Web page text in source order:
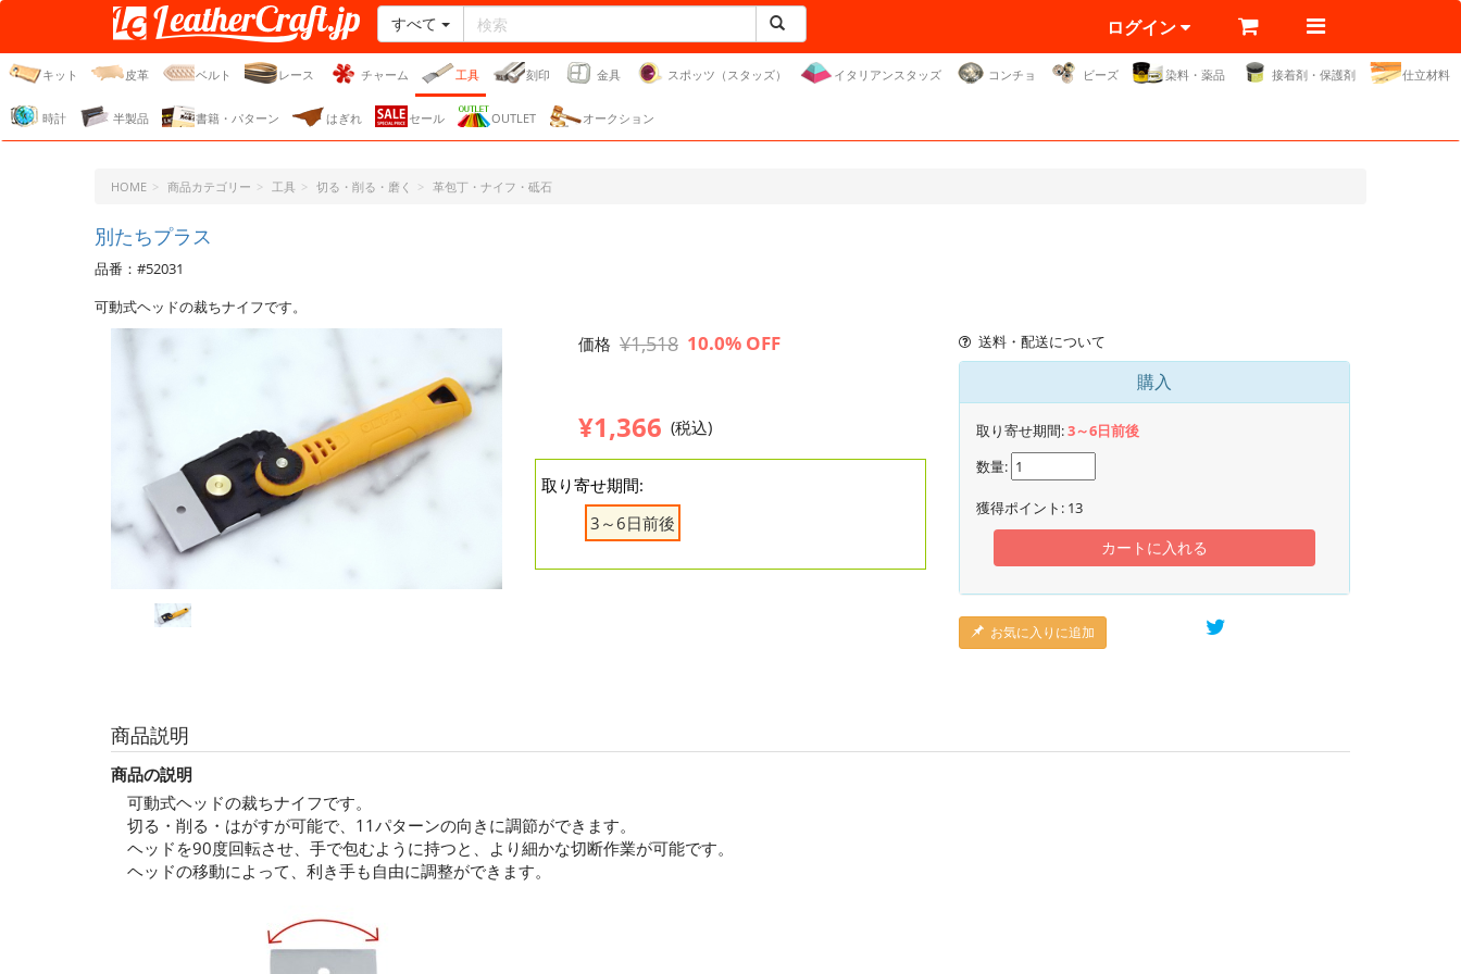
レザークラフト・ドット・
ジェーピー
すべて ログイン
キット 皮革 ベルト レース チャーム 工具 刻印 金具 スポッツ（スタッズ） イタリアンスタッズ コンチョ ビーズ 染料・薬品 接着剤・保護剤 仕立材料
時計 半製品 書籍・パターン はぎれ セール OUTLET オークション
HOME 商品カテゴリー 工具 切る・削る・磨く 革包丁・ナイフ・砥石
別たちプラス
品番：#52031
可動式ヘッドの裁ちナイフです。
価格 ¥1,518 10.0% OFF
¥1,366 (税込)
取り寄せ期間:
3～6日前後
送料・配送について
購入
取り寄せ期間:3～6日前後
数量:
獲得ポイント: 13
カートに入れる
お気に入りに追加
商品説明
商品の説明
可動式ヘッドの裁ちナイフです。
切る・削る・はがすが可能で、11パターンの向きに調節ができます。
ヘッドを90度回転させ、手で包むように持つと、より細かな切断作業が可能です。
ヘッドの移動によって、利き手も自由に調整ができます。